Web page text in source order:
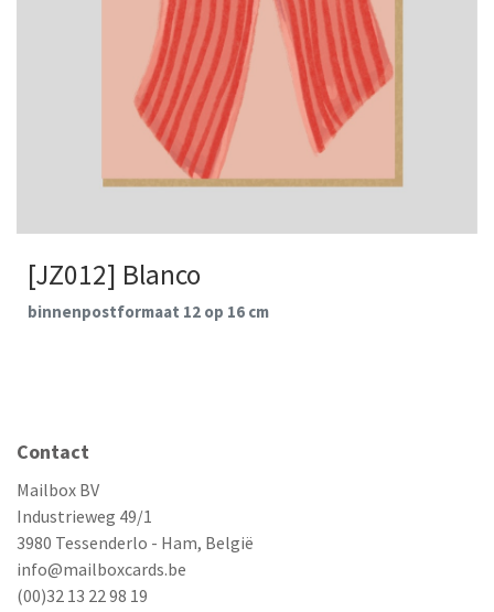
[JZ012] Blanco
binnenpostformaat 12 op 16 cm
Contact
Mailbox BV
Industrieweg 49/1
3980 Tessenderlo - Ham, België
info@mailboxcards.be
(00)32 13 22 98 19